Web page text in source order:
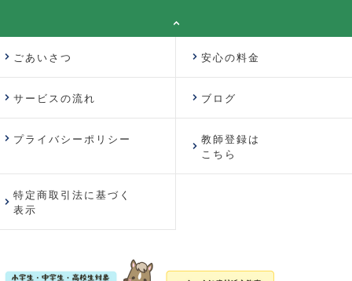
ごあいさつ 安心の料金
サービスの流れ ブログ
プライバシーポリシー
教師登録は
こちら
特定商取引法に基づく
表示